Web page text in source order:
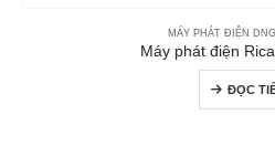
MÁY PHÁT ĐIỆN
Máy phát điện
ĐỌC